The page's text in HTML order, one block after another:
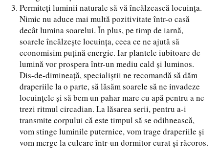
Permiteți luminii naturale să vă încălzească locuința.
Nimic nu aduce mai multă pozitivitate într-o casă
decât lumina soarelui. În plus, pe timp de iarnă,
soarele încălzește locuința, ceea ce ne ajută să
economisim puțină energie. Iar plantele iubitoare de
lumină vor prospera într-un mediu cald și luminos.
Dis-de-dimineață, specialiștii ne recomandă să dăm
draperiile la o parte, să lăsăm soarele să ne invadeze
locuințele și să bem un pahar mare cu apă pentru a ne
trezi ritmul circadian. La lăsarea serii, pentru a-i
transmite corpului că este timpul să se odihnească,
vom stinge luminile puternice, vom trage draperiile și
vom merge la culcare într-un dormitor curat și răcoros.